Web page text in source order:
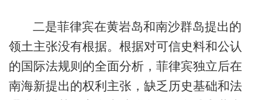
二是菲律宾在黄岩岛和南沙群岛提出的
领土主张没有根据。根据对可信史料和公认
的国际法规则的全面分析，菲律宾独立后在
南海新提出的权利主张，缺乏历史基础和法